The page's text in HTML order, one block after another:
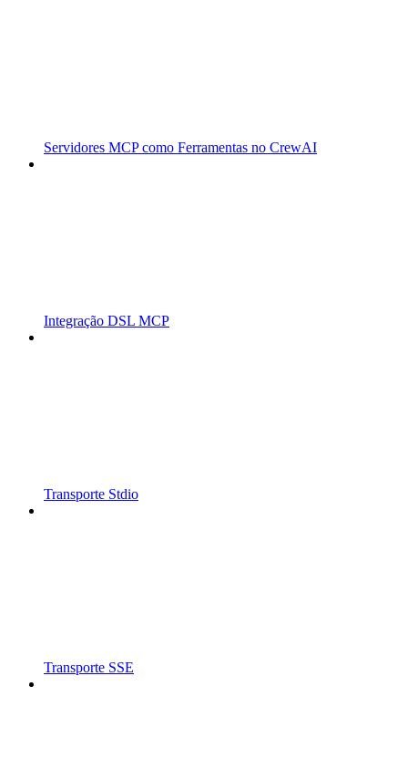
Servidores MCP como Ferramentas no CrewAI
Integração DSL MCP
Transporte Stdio
Transporte SSE